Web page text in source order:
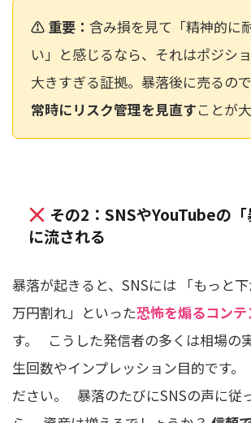
⚠ 重要： 含み損を見て「精神的に
い」と感じるなら、それはポジシ
大きすぎる証拠。暴落後に売るので
常時にリスク管理を見直すことが
その2：SNSやYouTubeの「
に流される
暴落が起きると、SNSには 「もっと
万円割れ」といった恐怖を煽るコン
す。 こうした発信者の多くは相場の
生回数やインプレッション目的です
ださい。 暴落のたびにSNSの声に従